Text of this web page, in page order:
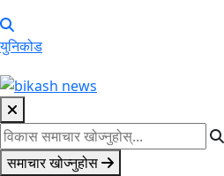
युनिकोड
समाचार खोज्नुहोस